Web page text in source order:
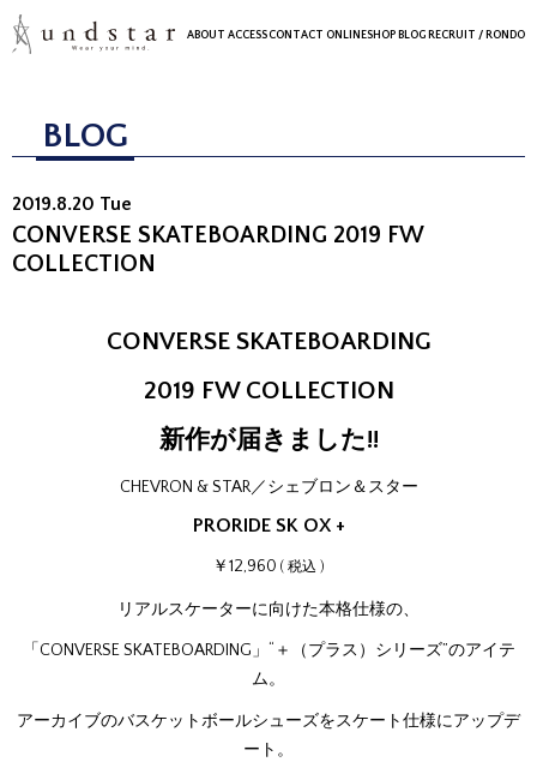
ABOUT ACCESSCONTACT ONLINESHOP BLOG RECRUIT / RONDO
BLOG
2019.8.20 Tue
CONVERSE SKATEBOARDING 2019 FW
COLLECTION
CONVERSE SKATEBOARDING
2019 FW COLLECTION
新作が届きました!!
CHEVRON & STAR／シェブロン＆スター
PRORIDE SK OX +
￥12,960 ( 税込 )
リアルスケーターに向けた本格仕様の、
「CONVERSE SKATEBOARDING」“＋（プラス）シリーズ”のアイテ
ム。
アーカイブのバスケットボールシューズをスケート仕様にアップデ
ート。